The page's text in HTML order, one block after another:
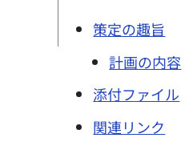
策定の趣旨
計画の内容
添付ファイル
関連リンク